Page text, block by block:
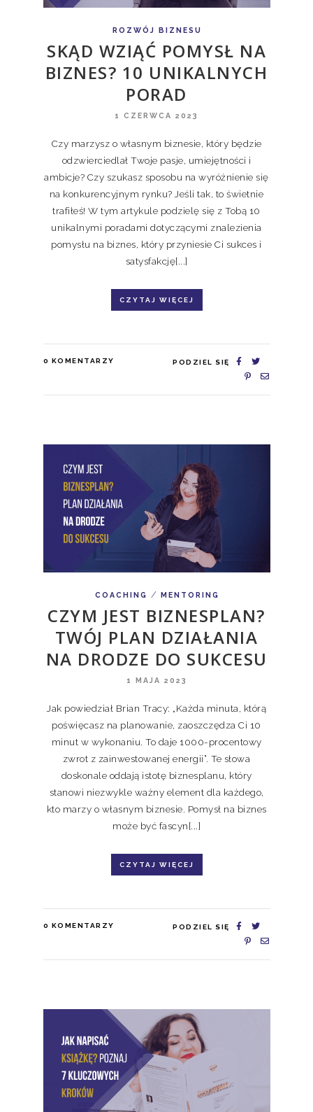
ROZWÓJ BIZNESU
SKĄD WZIĄĆ POMYSŁ NA
BIZNES? 10 UNIKALNYCH
PORAD
1 CZERWCA 2023
Czy marzysz o własnym biznesie, który będzie
odzwierciedlał Twoje pasje, umiejętności i
ambicje? Czy szukasz sposobu na wyróżnienie się
na konkurencyjnym rynku? Jeśli tak, to świetnie
trafiłeś! W tym artykule podzielę się z Tobą 10
unikalnymi poradami dotyczącymi znalezienia
pomysłu na biznes, który przyniesie Ci sukces i
satysfakcję[...]
CZYTAJ WIĘCEJ
0 KOMENTARZY PODZIEL SIĘ
COACHING / MENTORING
CZYM JEST BIZNESPLAN?
TWÓJ PLAN DZIAŁANIA
NA DRODZE DO SUKCESU
1 MAJA 2023
Jak powiedział Brian Tracy: „Każda minuta, którą
poświęcasz na planowanie, zaoszczędza Ci 10
minut w wykonaniu. To daje 1000-procentowy
zwrot z zainwestowanej energii”. Te słowa
doskonale oddają istotę biznesplanu, który
stanowi niezwykle ważny element dla każdego,
kto marzy o własnym biznesie. Pomysł na biznes
może być fascyn[...]
CZYTAJ WIĘCEJ
0 KOMENTARZY PODZIEL SIĘ